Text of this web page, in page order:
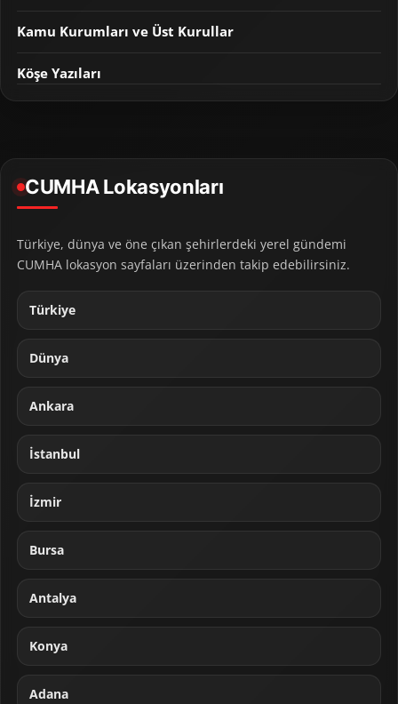
Kamu Kurumları ve Üst Kurullar
Köşe Yazıları
CUMHA Lokasyonları
Türkiye, dünya ve öne çıkan şehirlerdeki yerel gündemi
CUMHA lokasyon sayfaları üzerinden takip edebilirsiniz.
Türkiye
Dünya
Ankara
İstanbul
İzmir
Bursa
Antalya
Konya
Adana